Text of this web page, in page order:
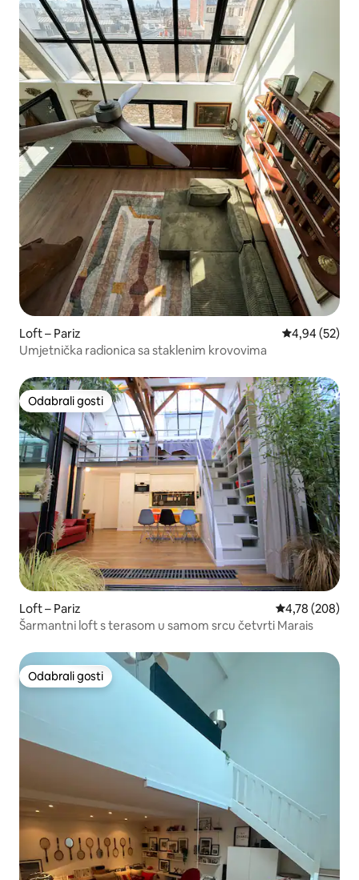
Loft – Pariz Prosječna
4,94 (52)
Umjetnička radionica sa staklenim krovovima
Odabrali gosti
Odabrali gosti
Loft – Pariz Prosječna
4,78 (208)
Šarmantni loft s terasom u samom srcu četvrti Marais
Odabrali gosti
Odabrali gosti